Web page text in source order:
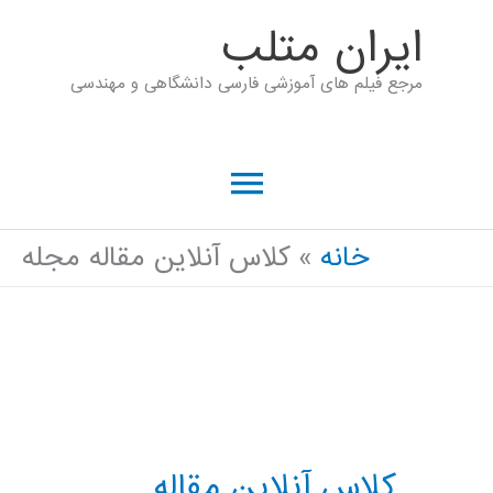
ايران متلب
مرجع فیلم های آموزشی فارسی دانشگاهی و مهندسی
فهرست
اصلی
خانه کلاس آنلاین مقاله مجله